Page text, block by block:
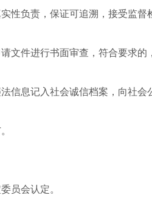
性负责，保证可追溯，接受监督
文件进行书面审查，符合要求的
信息记入社会诚信档案，向社会
员会认定。